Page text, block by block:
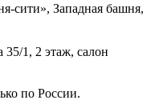
сити», Западная башня,
35/1, 2 этаж, салон
по России.